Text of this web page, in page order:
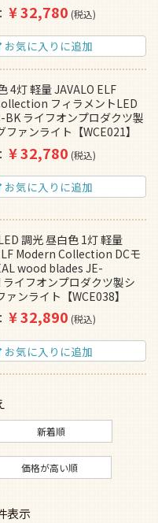
¥32,780 税込
お気に入りに追加
4灯 軽量 JAVALO ELF
フィラメントLED
BK ライフオンプロダクツ製
ファンライト【WCE021】
¥32,780 税込
お気に入りに追加
調光 昼白色 1灯 軽量
Modern Collection DCモ
wood blades JE-
ライフオンプロダクツ製シ
ァンライト【WCE038】
¥32,890 税込
お気に入りに追加
新着順
価格が高い順
表示